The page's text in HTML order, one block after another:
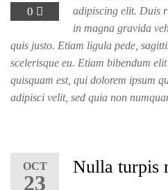
0
adipiscing elit. Duis
in magna gravida
quis justo. Etiam ligula pede,
scelerisque eu. Etiam bibendum
quisquam est, qui dolorem ipsum
adipisci velit, sed quia non
OCT
23
Nulla turpis